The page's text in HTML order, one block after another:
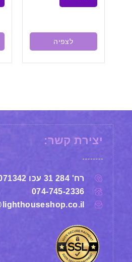
לצפיה
יצירת קשר:
רח' 284 31 עכו 9071342
074-745-2336